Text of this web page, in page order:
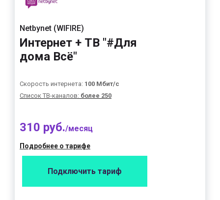
Netbynet (WIFIRE)
Интернет + ТВ "#Для
дома Всё"
Скорость интернета: 100 Мбит/с
Список ТВ-каналов: более 250
310 руб./месяц
Подробнее о тарифе
Подключить тариф